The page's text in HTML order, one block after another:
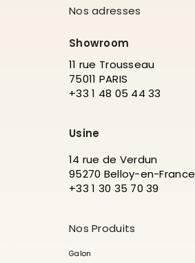
Nos adresses
Showroom
11 rue Trousseau
75011 PARIS
+33 1 48 05 44 33
Usine
14 rue de Verdun
95270 Belloy-en-France
+33 1 30 35 70 39
Nos Produits
Galon